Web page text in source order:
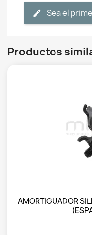
Sea el
Productos
AMORTIGUADOR